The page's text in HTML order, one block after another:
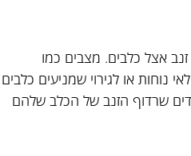
אצל כלבים. מצבים כמו
נוחות או לגירוי שמניעים כלבים
שרדוף הזנב של הכלב שלהם